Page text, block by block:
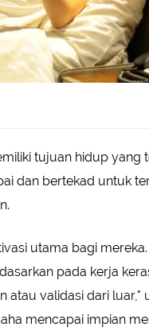
tujuan hidup yang
dan bertekad untuk
utama bagi
pada kerja
atau validasi dari luar,"
mencapai impian